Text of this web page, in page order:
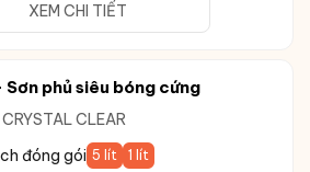
XEM CHI TIẾT
Sơn phủ siêu bóng cứng
CLEAR
đóng gói 5 lít 1 lít